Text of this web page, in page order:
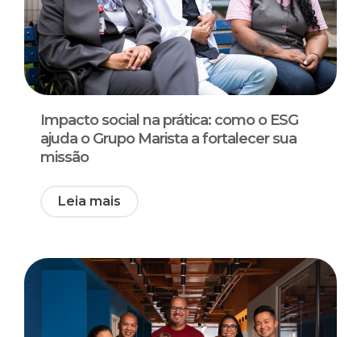
Impacto social na prática: como o ESG
ajuda o Grupo Marista a fortalecer sua
missão
Leia mais